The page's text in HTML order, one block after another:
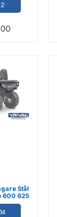
Stål
600 625